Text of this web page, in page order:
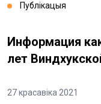
Публікацыя
Информация
лет
27 красавіка 2021